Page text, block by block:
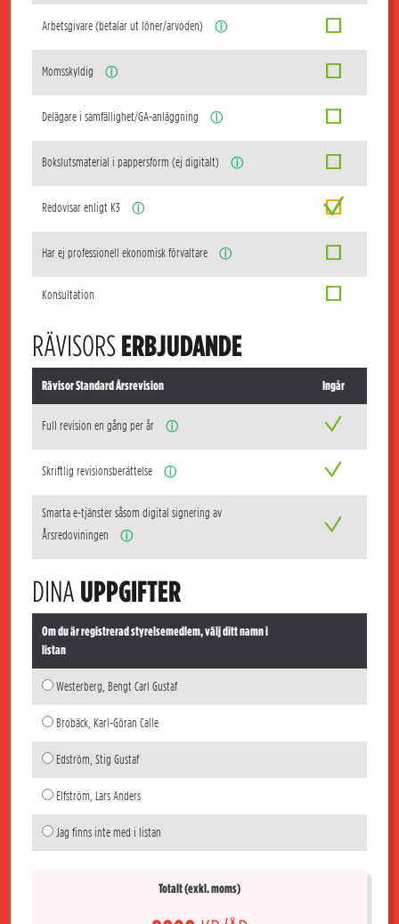
Arbetsgivare (betalar ut löner/arvoden) ⓘ
Momsskyldig ⓘ
Delägare i samfällighet/GA-anläggning ⓘ
Bokslutsmaterial i pappersform (ej digitalt) ⓘ
Redovisar enligt K3 ⓘ
Har ej professionell ekonomisk förvaltare ⓘ
Konsultation
RÄVISORSERBJUDANDE
Rävisor Standard Årsrevision Ingår
Full revision en gång per år ⓘ
Skriftlig revisionsberättelse ⓘ
Smarta e-tjänster såsom digital signering av
Årsredoviningen
ⓘ
DINA UPPGIFTER
Om du är registrerad styrelsemedlem, välj ditt namn i
listan
Westerberg, Bengt Carl Gustaf
Brobäck, Karl-Göran Calle
Edström, Stig Gustaf
Elfström, Lars Anders
Jag finns inte med i listan
Totalt (exkl. moms)